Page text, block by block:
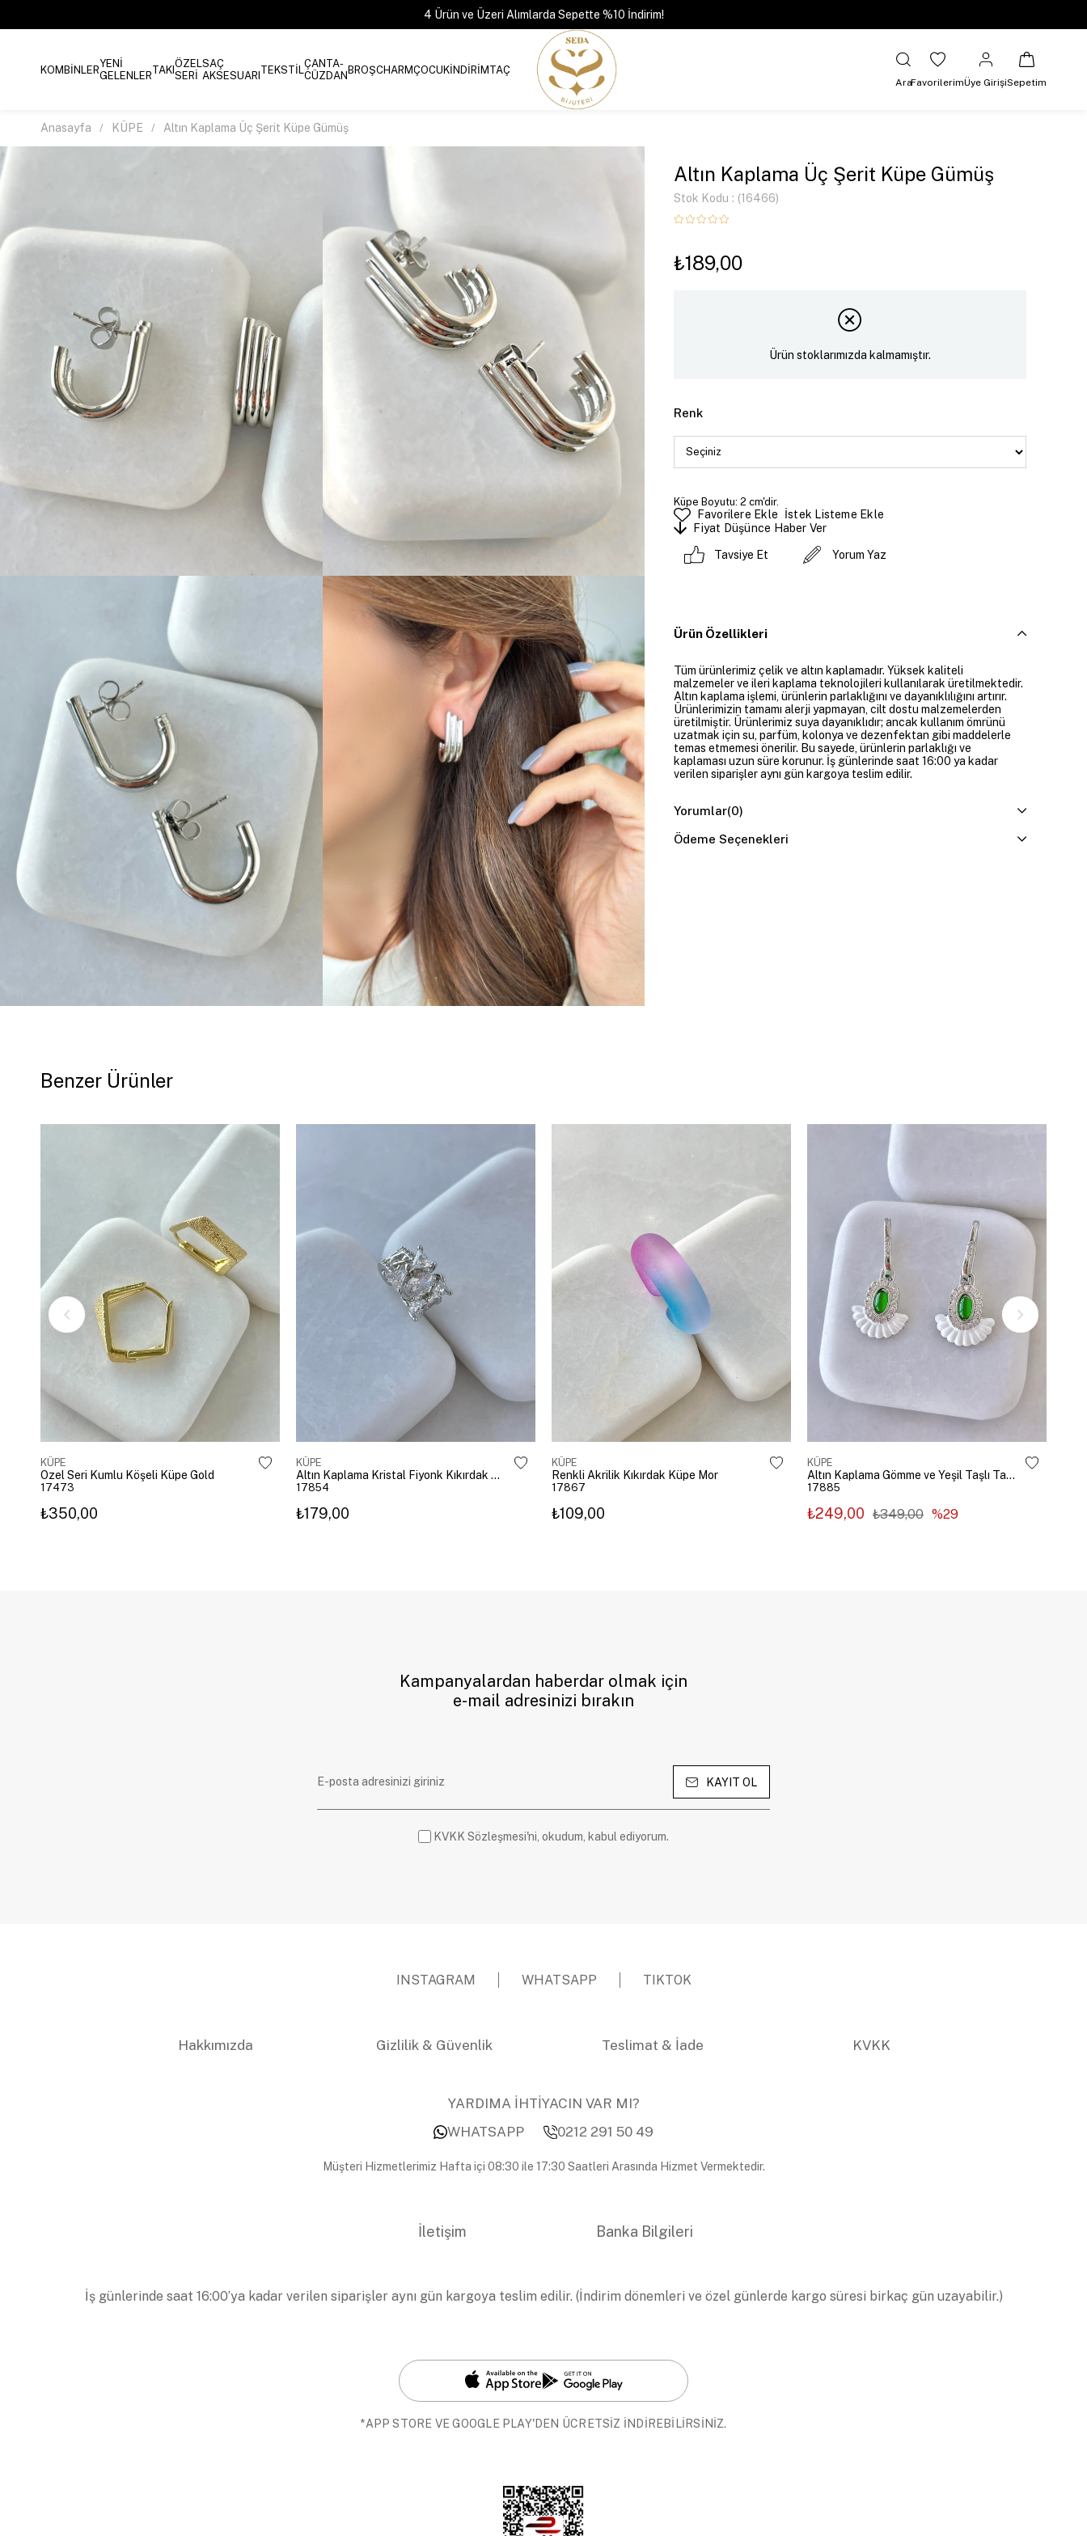
4 Ürün ve Üzeri Alımlarda Sepette %10 İndirim!
KOMBİNLERYENİ
GELENLERTAKIÖZEL
SERİ
SAÇ
AKSESUARI TEKSTİLÇANTA-
CÜZDANBROŞCHARMÇOCUKİNDİRİMTAÇ
AraFavorilerimÜye GirişiSepetim
Anasayfa KÜPE Altın Kaplama Üç Şerit Küpe Gümüş
Altın Kaplama Üç Şerit Küpe Gümüş
Stok Kodu (16466)
₺189,00
Ürün stoklarımızda kalmamıştır.
Renk
Küpe Boyutu: 2 cm'dir.
Favorilere Ekle
İstek Listeme Ekle
Fiyat Düşünce Haber Ver
Tavsiye Et Yorum Yaz
Ürün Özellikleri
Tüm ürünlerimiz çelik ve altın kaplamadır. Yüksek kaliteli
malzemeler ve ileri kaplama teknolojileri kullanılarak üretilmektedir.
Altın kaplama işlemi, ürünlerin parlaklığını ve dayanıklılığını artırır.
Ürünlerimizin tamamı alerji yapmayan, cilt dostu malzemelerden
üretilmiştir. Ürünlerimiz suya dayanıklıdır; ancak kullanım ömrünü
uzatmak için su, parfüm, kolonya ve dezenfektan gibi maddelerle
temas etmemesi önerilir. Bu sayede, ürünlerin parlaklığı ve
kaplaması uzun süre korunur. İş günlerinde saat 16:00 ya kadar
verilen siparişler aynı gün kargoya teslim edilir.
Yorumlar(0)
Ödeme Seçenekleri
Benzer Ürünler
KÜPE
Özel Seri Kumlu Köşeli Küpe Gold
17473
₺350,00
KÜPE
Altın Kaplama Kristal Fiyonk Kıkırdak Küpe Gümüş
17854
₺179,00
KÜPE
Renkli Akrilik Kıkırdak Küpe Mor
17867
₺109,00
KÜPE
Altın Kaplama Gömme ve Yeşil Taşlı Tasarım Küpe Gümüş
17885
₺249,00 ₺349,00 %29
Kampanyalardan haberdar olmak için
e-mail adresinizi bırakın
KAYIT OL
KVKK Sözleşmesi'ni, okudum, kabul ediyorum.
INSTAGRAM WHATSAPP TIKTOK
Hakkımızda Gizlilik & Güvenlik Teslimat & İade KVKK
YARDIMA İHTİYACIN VAR MI?
WHATSAPP
0212 291 50 49
Müşteri Hizmetlerimiz Hafta içi 08:30 ile 17:30 Saatleri Arasında Hizmet Vermektedir.
İletişim Banka Bilgileri
İş günlerinde saat 16:00’ya kadar verilen siparişler aynı gün kargoya teslim edilir. (İndirim dönemleri ve özel günlerde kargo süresi birkaç gün uzayabilir.)
*APP STORE VE GOOGLE PLAY'DEN ÜCRETSİZ İNDİREBİLİRSİNİZ.